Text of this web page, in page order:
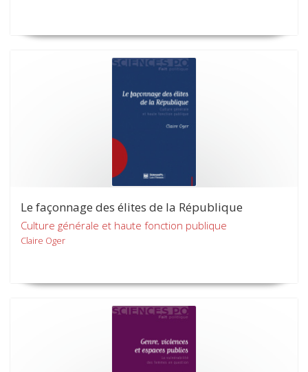
Le façonnage des élites de la République
Culture générale et haute fonction publique
Claire Oger